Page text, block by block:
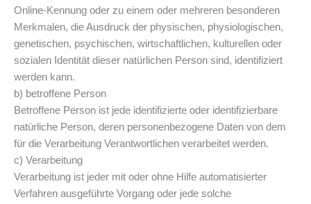
Online-Kennung oder zu einem oder mehreren besonderen
Merkmalen, die Ausdruck der physischen, physiologischen,
genetischen, psychischen, wirtschaftlichen, kulturellen oder
sozialen Identität dieser natürlichen Person sind, identifiziert
werden kann.
b) betroffene Person
Betroffene Person ist jede identifizierte oder identifizierbare
natürliche Person, deren personenbezogene Daten von dem
für die Verarbeitung Verantwortlichen verarbeitet werden.
c) Verarbeitung
Verarbeitung ist jeder mit oder ohne Hilfe automatisierter
Verfahren ausgeführte Vorgang oder jede solche